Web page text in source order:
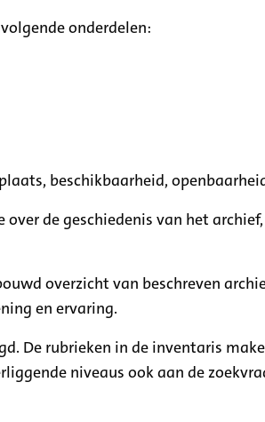
onderdelen:
beschikbaarheid,
de geschiedenis van het
overzicht van beschreven
en ervaring.
De rubrieken in de inventaris
niveaus ook aan de